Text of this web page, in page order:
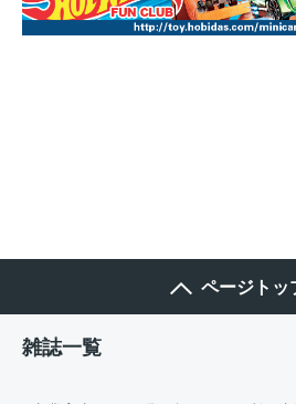
ページトッ
雑誌一覧